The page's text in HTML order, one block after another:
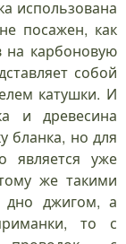
использована
посажен, как
на карбоновую
собой
катушки. И
и древесина
бланка, но для
является уже
же такими
дно джигом, а
то с